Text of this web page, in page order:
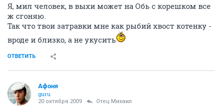
Я, мил человек, в выхи может на Обь с корешком все
ж сгоняю.
Так что твои затравки мне как рыбий хвост котенку -
вроде и близко, а не укусить
ОТВЕТИТЬ
Aфоня
guru
20 октября 2009 Отец Михаил